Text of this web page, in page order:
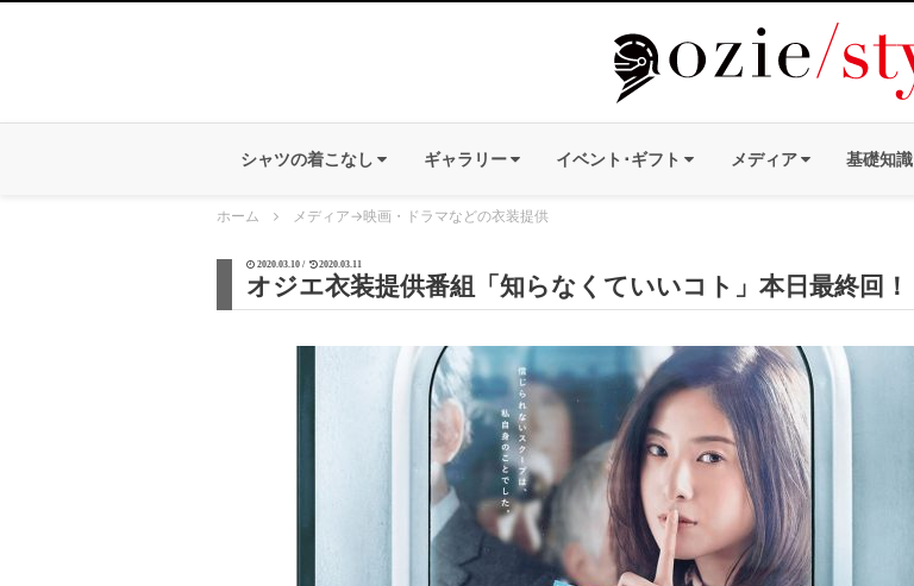
シャツの着こなし ギャラリー イベント･ギフト メディア 基礎知識
ホーム メディア→映画・ドラマなどの衣装提供
2020.03.10 / 2020.03.11
オジエ衣装提供番組「知らなくていいコト」本日最終回！